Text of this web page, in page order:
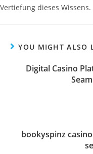
Vertiefung dieses Wissens.
YOU MIGHT ALSO
Digital Casino
bookyspinz